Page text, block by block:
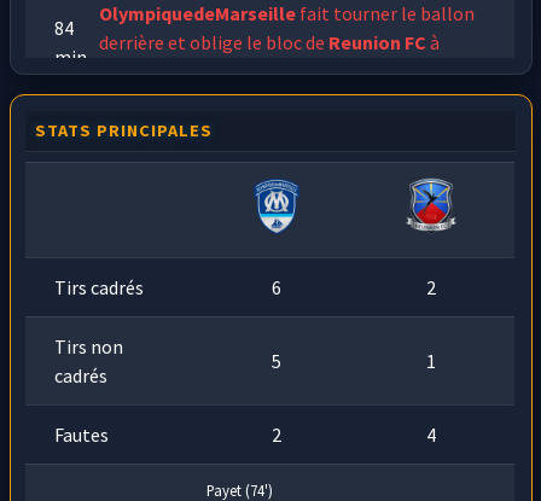
84
min
OlympiquedeMarseille fait tourner le ballon
derrière et oblige le bloc de Reunion FC à
remonter.
80
min le gardien avancé. Il tente un tir qui finit dans
le petit filet. Dommage!
STATS PRINCIPALES
Tirs cadrés 6 2
Tirs non
cadrés
5 1
Fautes 2 4
Payet (74')